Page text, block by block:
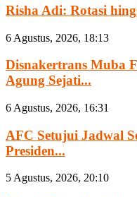
Risha Adi: Rotasi
6 Agustus, 2026, 18:13
Disnakertrans Muba
Agung Sejati...
6 Agustus, 2026, 16:31
AFC Setujui Jadwal
Presiden...
5 Agustus, 2026, 20:10